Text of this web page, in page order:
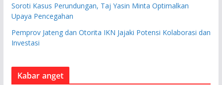
Soroti Kasus Perundungan, Taj Yasin Minta Optimalkan
Upaya Pencegahan
Pemprov Jateng dan Otorita IKN Jajaki Potensi Kolaborasi dan
Investasi
Kabar anget